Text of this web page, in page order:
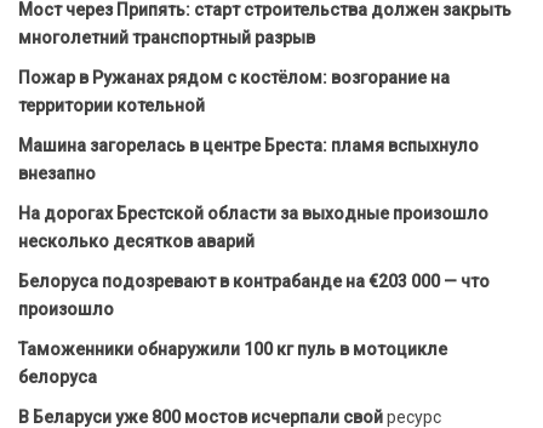
Мост через Припять: старт строительства должен закрыть
многолетний транспортный разрыв
Пожар в Ружанах рядом с костёлом: возгорание на
территории котельной
Машина загорелась в центре Бреста: пламя вспыхнуло
внезапно
На дорогах Брестской области за выходные произошло
несколько десятков аварий
Белоруса подозревают в контрабанде на €203 000 — что
произошло
Таможенники обнаружили 100 кг пуль в мотоцикле
белоруса
В Беларуси уже 800 мостов исчерпали свойресурс